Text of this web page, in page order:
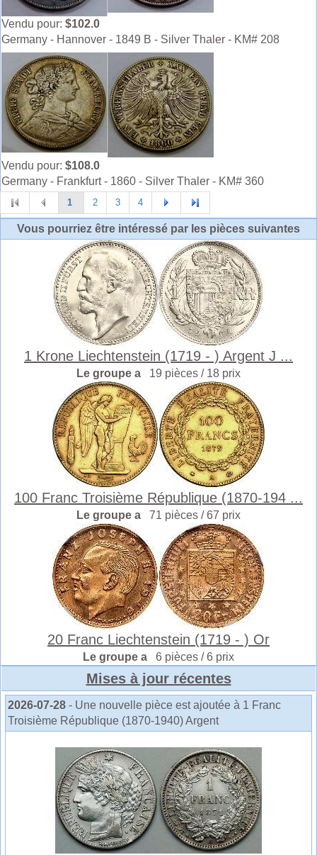
Vendu pour: $102.0
Germany - Hannover - 1849 B - Silver Thaler - KM# 208
Vendu pour: $108.0
Germany - Frankfurt - 1860 - Silver Thaler - KM# 360
1 2 3 4
Vous pourriez être intéressé par les pièces suivantes
1 Krone Liechtenstein (1719 - ) Argent J ...
Le groupe a 19 pièces / 18 prix
100 Franc Troisième République (1870-194 ...
Le groupe a 71 pièces / 67 prix
20 Franc Liechtenstein (1719 - ) Or
Le groupe a 6 pièces / 6 prix
Mises à jour récentes
2026-07-28 - Une nouvelle pièce est ajoutée à 1 Franc
Troisième République (1870-1940) Argent